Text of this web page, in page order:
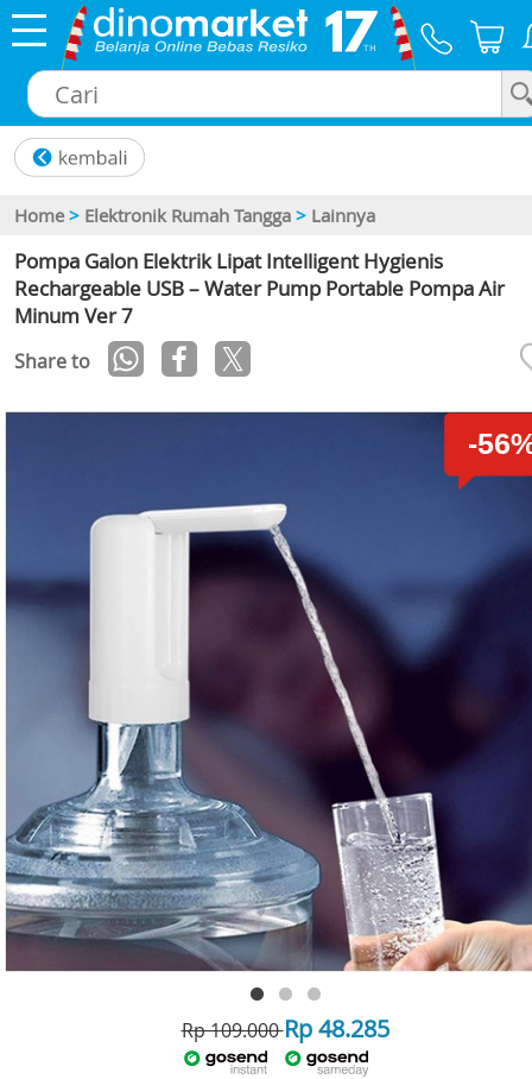
Home > Elektronik Rumah Tangga > Lainnya
Pompa Galon Elektrik Lipat Intelligent Hygienis
Rechargeable USB – Water Pump Portable Pompa Air
Minum Ver 7
Share to
-
Rp 109.000Rp 48.285